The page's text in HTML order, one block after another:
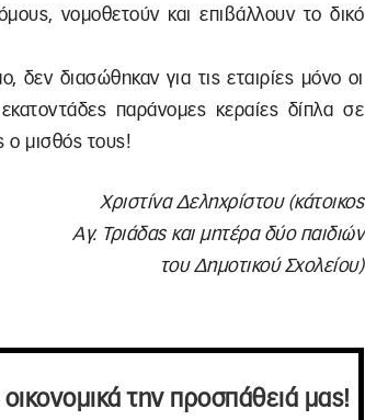
νομοθετούν και επιβάλλουν το δικό
διασώθηκαν για τις εταιρίες μόνο οι
παράνομες κεραίες δίπλα σε
ο μισθός τους!
Χριστίνα Δεληχρίστου (κάτοικος
Αγ. Τριάδας και μητέρα δύο παιδιών
του Δημοτικού Σχολείου)
την προσπάθειά μας!